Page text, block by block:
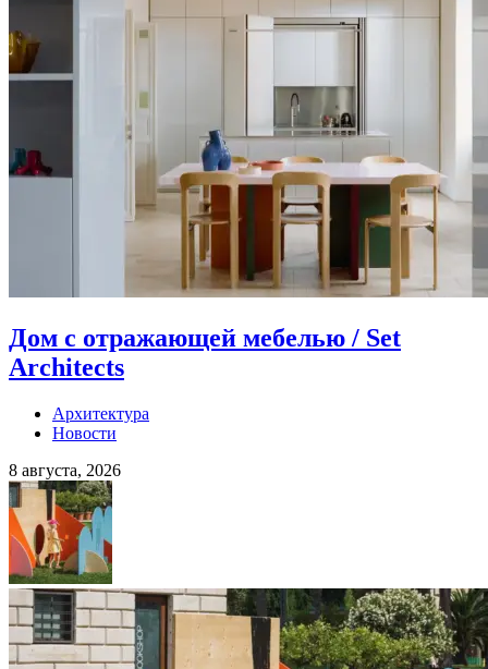
Дом с отражающей мебелью / Set
Architects
Архитектура
Новости
8 августа, 2026